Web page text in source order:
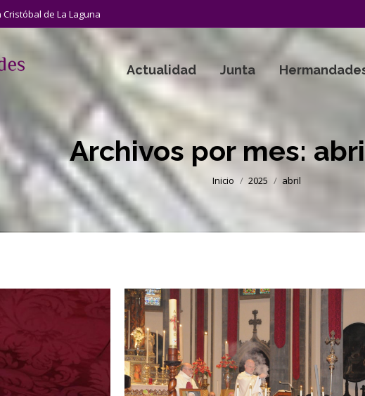
de La Laguna
Actualidad Junta
Archivos por mes:
Estás aquí:
Inicio 2025 abril